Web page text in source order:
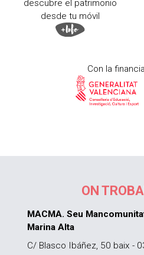
descubre el patrimonio
desde tu móvil
Con la
ON
MACMA. Seu
Marina Alta
C/ Blasco Ibáñez, 50 baix -